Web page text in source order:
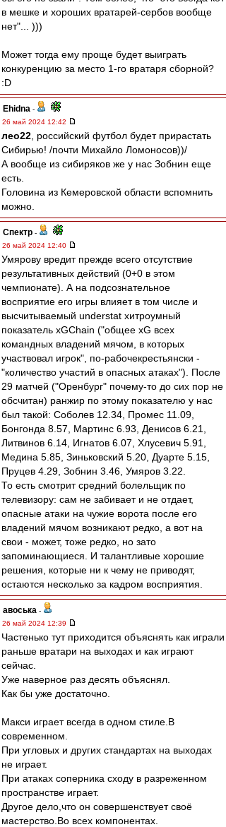
в мешке и хороших вратарей-сербов вообще
нет"... )))
Может тогда ему проще будет выиграть
конкуренцию за место 1-го вратаря сборной?
:D
Ehidna -
26 май 2024 12:42
лео22 , российский футбол будет прирастать
Сибирью! /почти Михайло Ломоносов))/
А вообще из сибиряков же у нас Зобнин еще
есть.
Головина из Кемеровской области вспомнить
можно.
Спектр -
26 май 2024 12:40
Умярову вредит прежде всего отсутствие
результативных действий (0+0 в этом
чемпионате). А на подсознательное
восприятие его игры влияет в том числе и
высчитываемый understat хитроумный
показатель xGChain ("общее xG всех
командных владений мячом, в которых
участвовал игрок", по-рабочекрестьянски -
"количество участий в опасных атаках"). После
29 матчей ("Оренбург" почему-то до сих пор не
обсчитан) ранжир по этому показателю у нас
был такой: Соболев 12.34, Промес 11.09,
Бонгонда 8.57, Мартинс 6.93, Денисов 6.21,
Литвинов 6.14, Игнатов 6.07, Хлусевич 5.91,
Медина 5.85, Зиньковский 5.20, Дуарте 5.15,
Пруцев 4.29, Зобнин 3.46, Умяров 3.22.
То есть смотрит средний болельщик по
телевизору: сам не забивает и не отдает,
опасные атаки на чужие ворота после его
владений мячом возникают редко, а вот на
свои - может, тоже редко, но зато
запоминающиеся. И талантливые хорошие
решения, которые ни к чему не приводят,
остаются несколько за кадром восприятия.
авоська -
26 май 2024 12:39
Частенько тут приходится объяснять как играли
раньше вратари на выходах и как играют
сейчас.
Уже наверное раз десять объяснял.
Как бы уже достаточно.
Макси играет всегда в одном стиле.В
современном.
При угловых и других стандартах на выходах
не играет.
При атаках соперника сходу в разреженном
пространстве играет.
Другое дело,что он совершенствует своё
мастерство.Во всех компонентах.